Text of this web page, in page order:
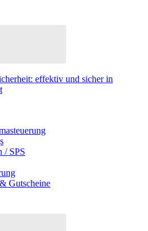
effektiv und sicher in
/ SPS
Gutscheine